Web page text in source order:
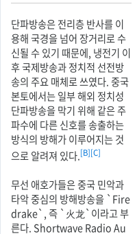
단파방송은 전리층 반사를 이
용해 국경을 넘어 장거리로 수
신될 수 있기 때문에, 냉전기 이
후 국제방송과 정치적 선전방
송의 주요 매체로 쓰였다. 중국
본토에서는 일부 해외 정치성
단파방송을 막기 위해 같은 주
파수에 다른 신호를 송출하는
방식의 방해가 이루어지는 것
으로 알려져 있다.[B][C]
무선 애호가들은 중국 민악과
타악 중심의 방해방송을 `Fire
drake`, 즉 `火龙`이라고 부
른다. Shortwave Radio Au